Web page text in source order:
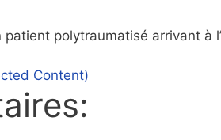
patient polytraumatisé arrivant à
Content)